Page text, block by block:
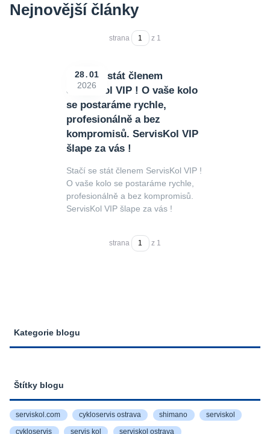
Kategorie blogu
Štítky blogu
serviskol.com cykloservis ostrava shimano serviskol
cykloservis servis kol serviskol ostrava
Nejnovější články
strana z 1
Stačí se stát členem
ServisKol VIP ! O vaše kolo
se postaráme rychle,
profesionálně a bez
kompromisů. ServisKol VIP
šlape za vás !
28 01
2026
Stačí se stát členem ServisKol VIP !
O vaše kolo se postaráme rychle,
profesionálně a bez kompromisů.
ServisKol VIP šlape za vás !
strana z 1